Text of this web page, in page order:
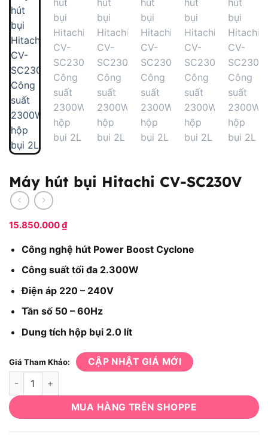
Máy hút bụi Hitachi CV-SC230V
15.850.000₫
Công nghệ hút Power Boost Cyclone
Công suất tối đa 2.300W
Điện áp 220 – 240V
Tần số 50 – 60Hz
Dung tích hộp bụi 2.0 lít
Giá Tham Khảo: CẬP NHẬT GIÁ MỚI
Máy hút bụi Hitachi CV-SC230V số lượng
MUA HÀNG TRÊN SHOPPE